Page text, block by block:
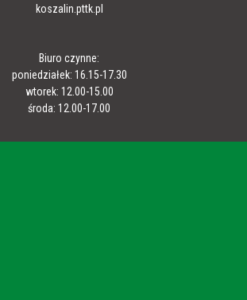
koszalin.pttk.pl
Biuro czynne:
poniedziałek: 16.15-17.30
wtorek: 12.00-15.00
środa: 12.00-17.00